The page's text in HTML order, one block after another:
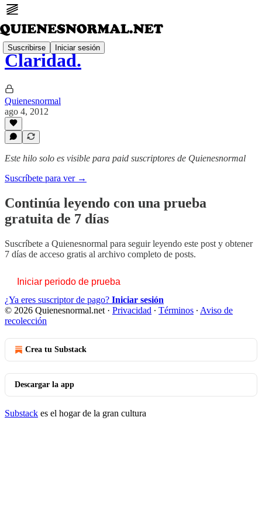
Suscribirse Iniciar sesión
Claridad.
Quienesnormal
ago 4, 2012
Este hilo solo es visible para paid suscriptores de Quienesnormal
Suscríbete para ver →
Continúa leyendo con una prueba
gratuita de 7 días
Suscríbete a Quienesnormal para seguir leyendo este post y obtener
7 días de acceso gratis al archivo completo de posts.
Iniciar periodo de prueba
¿Ya eres suscriptor de pago? Iniciar sesión
© 2026 Quienesnormal.net · Privacidad ∙ Términos ∙ Aviso de
recolección
Crea tu Substack
Descargar la app
Substack es el hogar de la gran cultura